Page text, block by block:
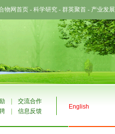
物网首页 - 科学研究 - 群英聚首 - 产业发展
交流合作
English
信息反馈